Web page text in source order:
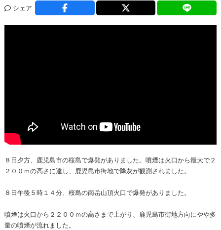
シェア
８日夕方、鹿児島市の桜島で爆発がありました。噴煙は火口から最大で２
２００ｍの高さに達し、鹿児島市街地で降灰が観測されました。
８日午後５時１４分、桜島の南岳山頂火口で爆発がありました。
噴煙は火口から２２００ｍの高さまで上がり、鹿児島市街地方向にやや多
量の噴煙が流れました。